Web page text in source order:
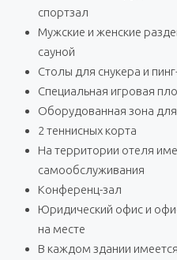
спортзал
Мужские и женские
сауной
Столы для снукера и
Специальная игровая
Оборудованная зона
2 теннисных корта
На территории отеля
самообслуживания
Конференц-зал
Юридический офис и
на месте
В каждом здании